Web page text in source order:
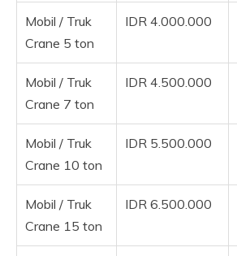
Mobil / Truk
Crane 5 ton
IDR 4.000.000
Mobil / Truk
Crane 7 ton
IDR 4.500.000
Mobil / Truk
Crane 10 ton
IDR 5.500.000
Mobil / Truk
Crane 15 ton
IDR 6.500.000